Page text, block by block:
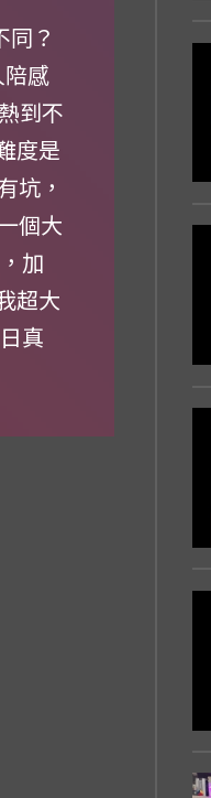
同？
陪感
到不
度是
坑，
個大
加
超大
真